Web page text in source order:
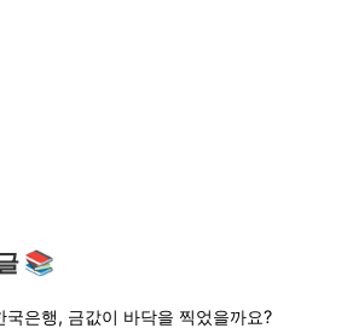
📚
은행, 금값이 바닥을 찍었을까요?